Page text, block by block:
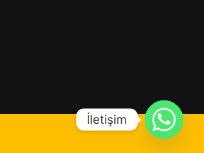
İletişim